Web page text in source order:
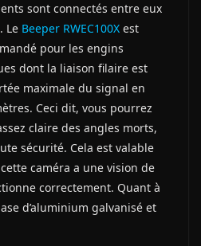
sont connectés entre eux
Le Beeper RWEC100X est
pour les engins
dont la liaison filaire est
maximale du signal en
Ceci dit, vous pourrez
claire des angles morts,
sécurité. Cela est valable
caméra a une vision de
correctement. Quant à
d’aluminium galvanisé et